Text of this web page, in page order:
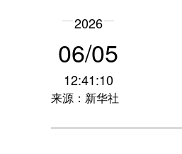
2026
06/05
12:41:10
来源：新华社